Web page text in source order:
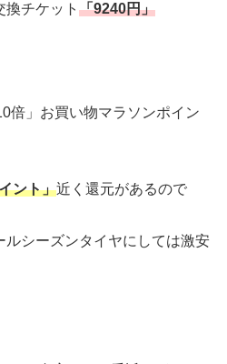
換チケット 「9240円」
倍」お買い物マラソンポイン
ント」近く還元があるので
ルシーズンタイヤにしては激安